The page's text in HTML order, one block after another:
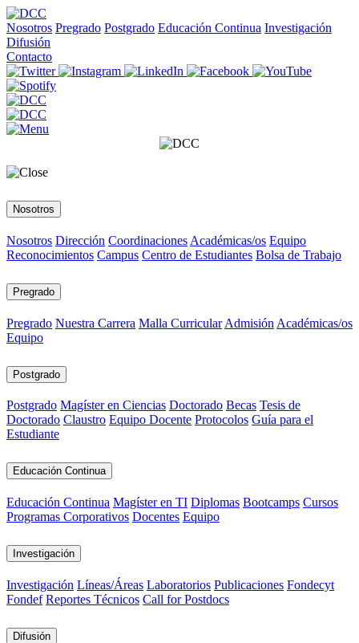
Nosotros Pregrado Postgrado Educación Continua Investigación
Difusión
Contacto
Nosotros
Nosotros Dirección Coordinaciones Académicas/os Equipo
Reconocimientos Campus Centro de Estudiantes Bolsa de Trabajo
Pregrado
Pregrado Nuestra Carrera Malla Curricular Admisión Académicas/os
Equipo
Postgrado
Postgrado Magíster en Ciencias Doctorado Becas Tesis de
Doctorado Claustro Equipo Docente Protocolos Guía para el
Estudiante
Educación Continua
Educación Continua Magíster en TI Diplomas Bootcamps Cursos
Programas Corporativos Docentes Equipo
Investigación
Investigación Líneas/Áreas Laboratorios Publicaciones Fondecyt
Fondef Reportes Técnicos Call for Postdocs
Difusión